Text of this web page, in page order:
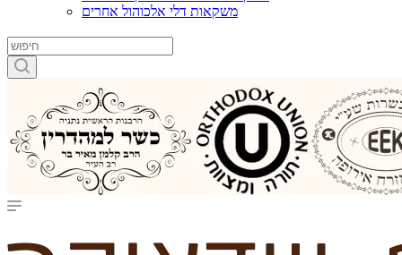
משקאות דלי אלכוהול אחרים